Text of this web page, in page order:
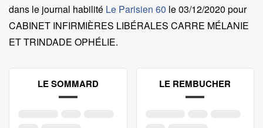
dans le journal habilité Le Parisien 60 le03/12/2020 pour
CABINET INFIRMIÈRES LIBÉRALES CARRE MÉLANIE
ET TRINDADE OPHÉLIE.
LE SOMMARD LE REMBUCHER